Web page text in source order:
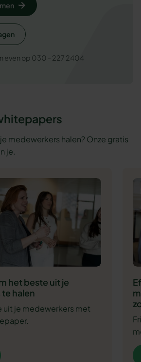
even op 030 - 227 2404
medewerkers halen? Onze gratis
je.
het beste uit je
halen
uit je medewerkers met